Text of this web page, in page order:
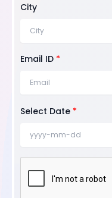
City
Email ID *
Select Date *